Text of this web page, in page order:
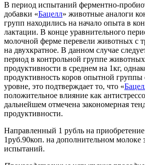
В период испытаний ферментно-
добавки «Бацелл» животные аналоги
групп находились на начало опыта в
лактации. В конце уравнительного
молочной ферме перевели животных с
на двухкратное. В данном случае
период в контрольной группе
продуктивности в среднем на 1кг,
продуктивность коров опытной группы
уровне, это подтверждает то, что «
положительное влияние как
дальнейшем отмечена закономерная
продуктивности.
Направленный 1 рубль на
1руб.90коп. на дополнительном молоке
испытаний.